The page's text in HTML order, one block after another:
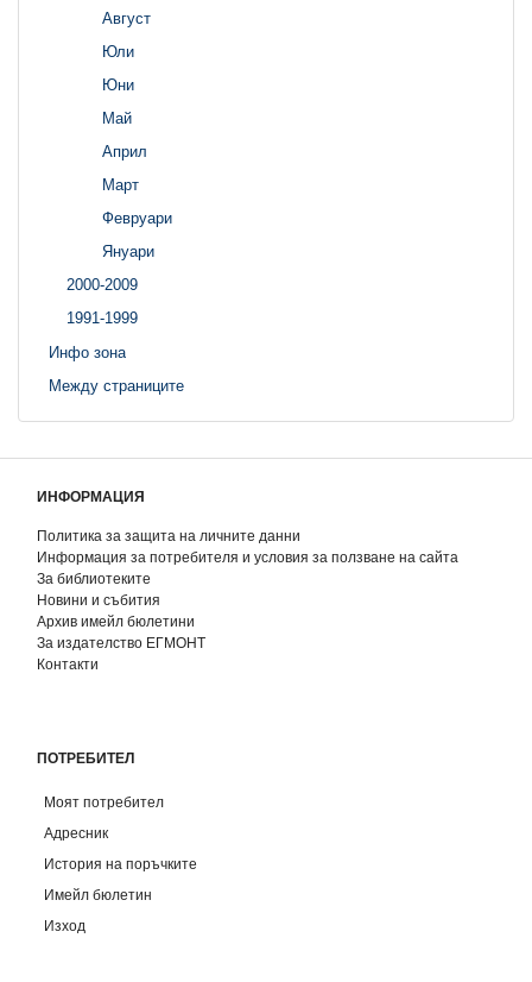
Август
Юли
Юни
Май
Април
Март
Февруари
Януари
2000-2009
1991-1999
Инфо зона
Между страниците
ИНФОРМАЦИЯ
Политика за защита на личните данни
Информация за потребителя и условия за ползване на сайта
За библиотеките
Новини и събития
Архив имейл бюлетини
За издателство ЕГМОНТ
Контакти
ПОТРЕБИТЕЛ
Моят потребител
Адресник
История на поръчките
Имейл бюлетин
Изход